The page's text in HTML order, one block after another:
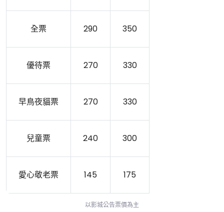
全票 290 350
優待票 270 330
早鳥夜貓票 270 330
兒童票 240 300
愛心敬老票 145 175
以影城公告票價為主